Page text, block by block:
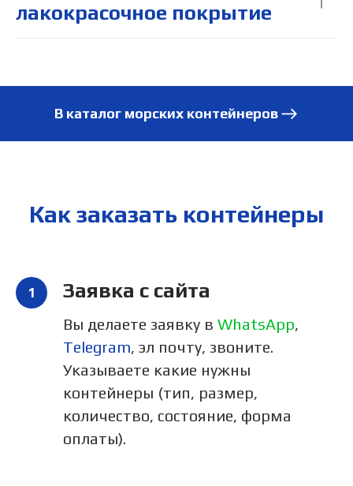
лакокрасочное покрытие
В каталог морских контейнеров
Как заказать контейнеры
Заявка с сайта
Вы делаете заявку в WhatsApp,
Telegram, эл почту, звоните.
Указываете какие нужны
контейнеры (тип, размер,
количество, состояние, форма
оплаты).